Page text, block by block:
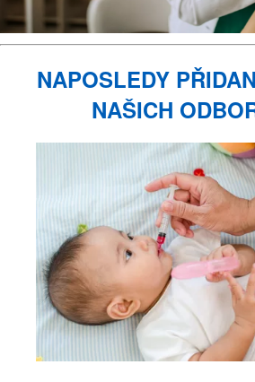
NAPOSLEDY
NAŠICH